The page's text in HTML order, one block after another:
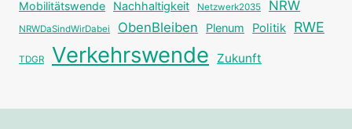
Mobilitätswende Nachhaltigkeit Netzwerk2035 NRW
NRWDaSindWirDabei ObenBleiben Plenum Politik RWE
TDGR Verkehrswende Zukunft